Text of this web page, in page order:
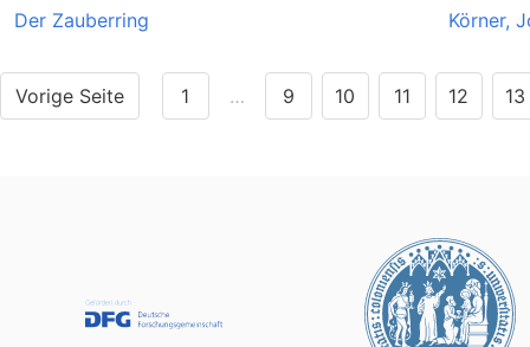
Der Zauberring Körner,
Vorige Seite 1 … 9 10 11 12 13